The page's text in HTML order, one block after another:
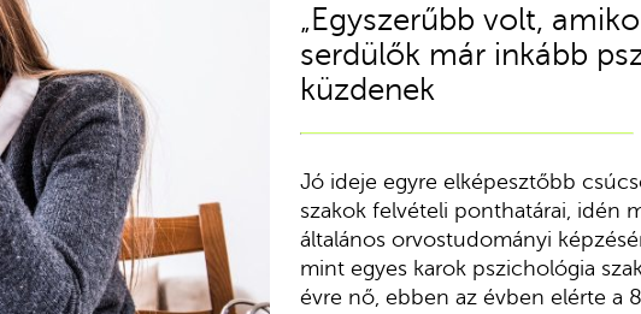
„Egyszerűbb volt,
serdülők már inkább
küzdenek
Jó ideje egyre elképesztőbb
szakok felvételi ponthatárai, idén
általános orvostudományi
mint egyes karok pszichológia
évre nő, ebben az évben elérte a